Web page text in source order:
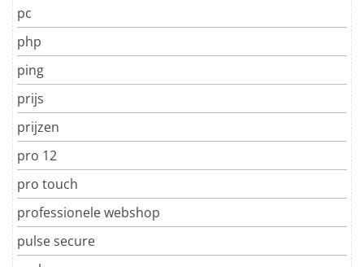
pc
php
ping
prijs
prijzen
pro 12
pro touch
professionele webshop
pulse secure